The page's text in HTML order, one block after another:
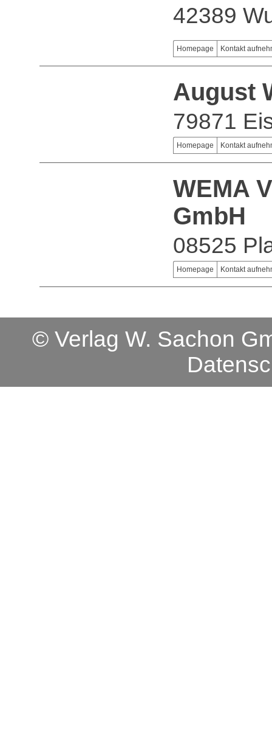
42389
Homepage Kontakt
August
79871
Homepage Kontakt
WEMA
GmbH
08525
Homepage Kontakt
© Verlag W. Sachon